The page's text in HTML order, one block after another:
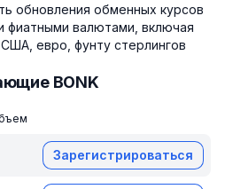
обновления обменных курсов
фиатными валютами, включая
евро, фунту стерлингов
BONK
Зарегистрироваться